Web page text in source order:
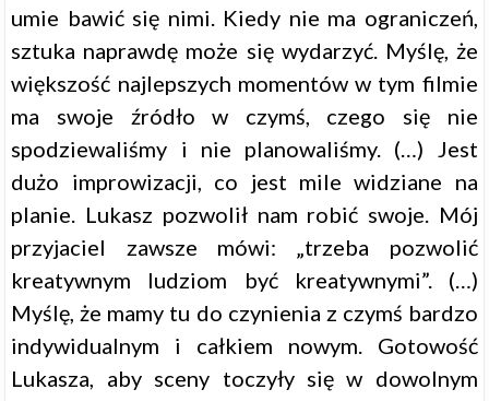
umie bawić się nimi. Kiedy nie ma ograniczeń,
sztuka naprawdę może się wydarzyć. Myślę, że
większość najlepszych momentów w tym filmie
ma swoje źródło w czymś, czego się nie
spodziewaliśmy i nie planowaliśmy. (…) Jest
dużo improwizacji, co jest mile widziane na
planie. Lukasz pozwolił nam robić swoje. Mój
przyjaciel zawsze mówi: „trzeba pozwolić
kreatywnym ludziom być kreatywnymi”. (…)
Myślę, że mamy tu do czynienia z czymś bardzo
indywidualnym i całkiem nowym. Gotowość
Lukasza, aby sceny toczyły się w dowolnym